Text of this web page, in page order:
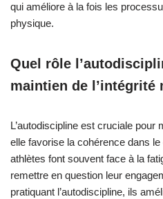
qui améliore à la fois les
physique.
Quel rôle
maintien de l’intégrité
L’autodiscipline est cruciale pour
elle favorise la cohérence dans
athlètes font souvent face à la
remettre en question leur
pratiquant l’autodiscipline, ils